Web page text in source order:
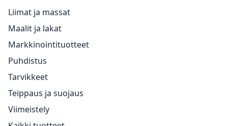
Liimat ja massat
Maalit ja lakat
Markkinointituotteet
Puhdistus
Tarvikkeet
Teippaus ja suojaus
Viimeistely